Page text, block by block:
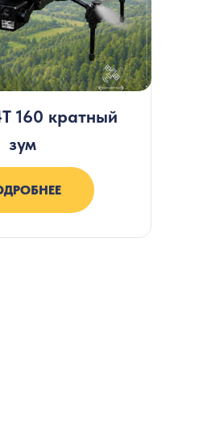
160 кратный
зум